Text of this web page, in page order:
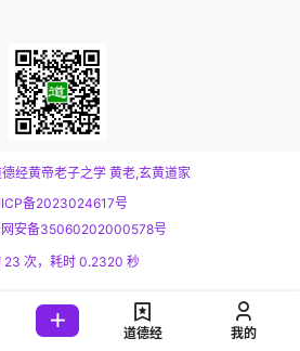
经黄帝老子之学 黄老,玄黄道家
ICP备2023024617号
网安备35060202000578号
23 次，耗时 0.2320 秒
道德经 我的